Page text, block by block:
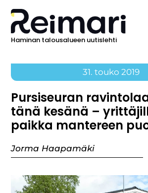
Haminan talousalueen uutislehti
31. touko 2019
Pursiseuran
tänä kesänä –
paikka mantereen
Jorma Haapamäki